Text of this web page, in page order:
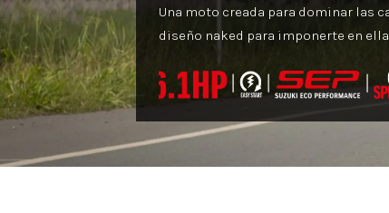
Una moto creada para dominar las
diseño naked para imponerte en